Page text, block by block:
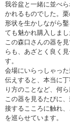
我谷盆と一緒に並べ
かれるものでした。
形状を生かしながら
ても魅かれ購入しまし
この森口さんの器を
らも、あざとく良く
す。
会場にいらっしゃっ
伝えすると、本当に
り方のことなど、何
この器を見るたびに
接するこころに触れ
を巡らせています。